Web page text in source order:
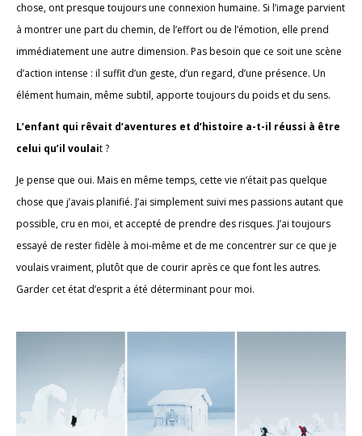
chose, ont presque toujours une connexion humaine. Si l’image parvient
à montrer une part du chemin, de l’effort ou de l’émotion, elle prend
immédiatement une autre dimension. Pas besoin que ce soit une scène
d’action intense : il suffit d’un geste, d’un regard, d’une présence. Un
élément humain, même subtil, apporte toujours du poids et du sens.
L’enfant qui rêvait d’aventures et d’histoire a-t-il réussi à être
celui qu’il voulait ?
Je pense que oui. Mais en même temps, cette vie n’était pas quelque
chose que j’avais planifié. J’ai simplement suivi mes passions autant que
possible, cru en moi, et accepté de prendre des risques. J’ai toujours
essayé de rester fidèle à moi-même et de me concentrer sur ce que je
voulais vraiment, plutôt que de courir après ce que font les autres.
Garder cet état d’esprit a été déterminant pour moi.